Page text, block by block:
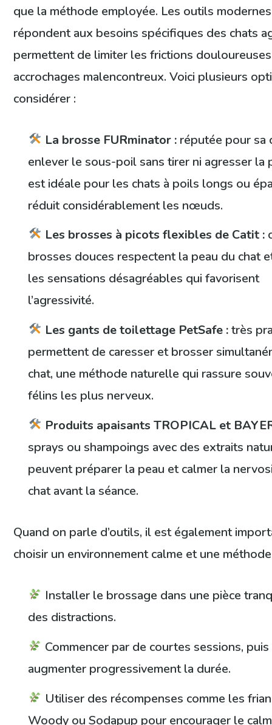
que la méthode employée. Les outils modernes
répondent aux besoins spécifiques des chats
permettent de limiter les frictions
accrochages malencontreux. Voici plusieurs
considérer :
La brosse FURminator : réputée pour sa
enlever le sous-poil sans tirer ni agresser la
est idéale pour les chats à poils longs ou
réduit considérablement les nœuds.
Les brosses à picots flexibles de Catit :
brosses douces respectent la peau du chat
les sensations désagréables qui favorisent
l’agressivité.
Les gants de toilettage PetSafe :très
permettent de caresser et brosser
chat, une méthode naturelle qui rassure
félins les plus nerveux.
Produits apaisants TROPICAL et
sprays ou shampoings avec des extraits
peuvent préparer la peau et calmer la
chat avant la séance.
Quand on parle d’outils, il est également
choisir un environnement calme et une
Installer le brossage dans une pièce
des distractions.
Commencer par de courtes sessions, puis
augmenter progressivement la durée.
Utiliser des récompenses comme les
Woody ou Sodapup pour encourager le